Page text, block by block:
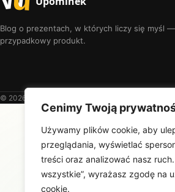
Cenimy Twoją
Używamy plików cookie, aby
przeglądania, wyświetlać
treści oraz analizować nasz
wszystkie”, wyrażasz zgodę na
cookie.
Blog o prezentach, w których liczy się myśl
przypadkowy produkt.
© 2026 Wyjątkowy Upominek